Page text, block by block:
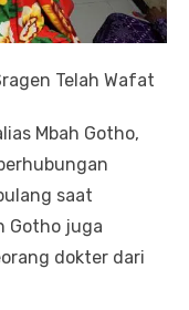
Telah Wafat
Mbah Gotho,
saat
Gotho juga
dokter dari